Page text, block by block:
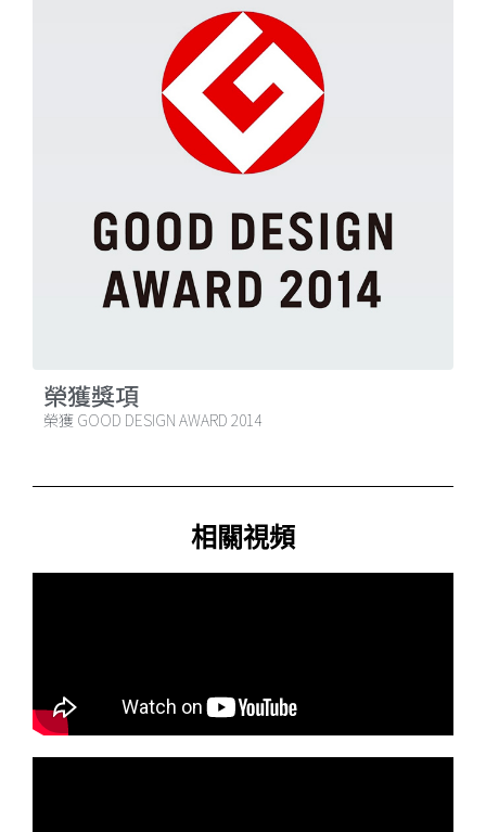
榮獲獎項
榮獲 GOOD DESIGN AWARD 2014
相關視頻